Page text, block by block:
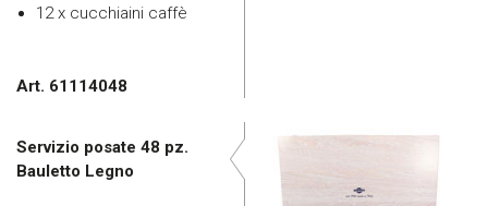
12 x cucchiaini caffè
Art. 61114048
Servizio posate 48 pz.
Bauletto Legno